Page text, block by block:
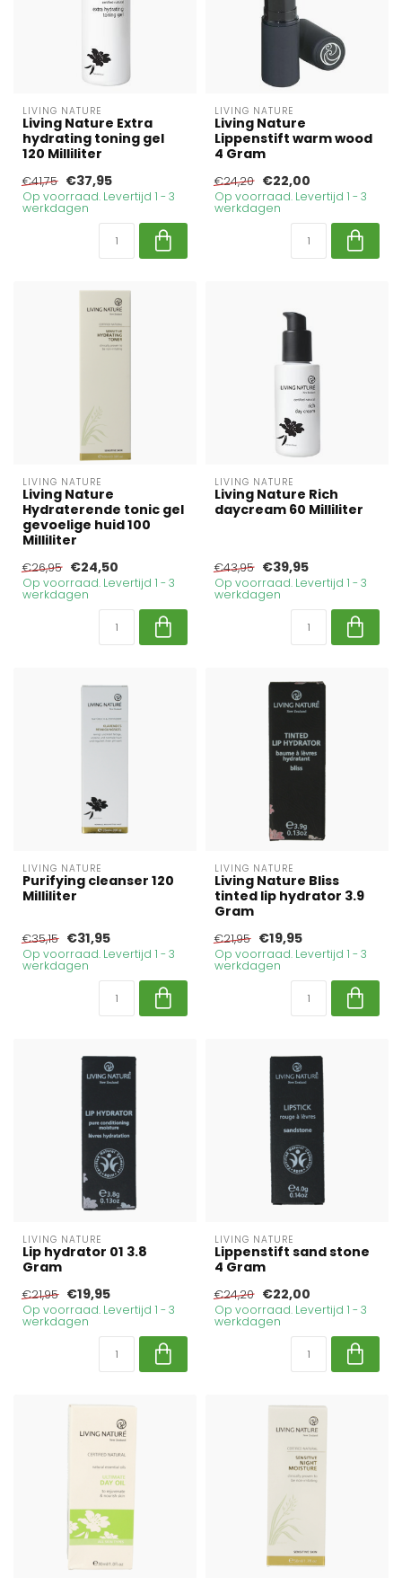
LIVING NATURE
Living Nature Extra
hydrating toning gel
120 Milliliter
€41,75 €37,95
Op voorraad. Levertijd 1 - 3
werkdagen
LIVING NATURE
Living Nature
Lippenstift warm wood
4 Gram
€24,20 €22,00
Op voorraad. Levertijd 1 - 3
werkdagen
LIVING NATURE
Living Nature
Hydraterende tonic gel
gevoelige huid 100
Milliliter
€26,95 €24,50
Op voorraad. Levertijd 1 - 3
werkdagen
LIVING NATURE
Living Nature Rich
daycream 60 Milliliter
€43,95 €39,95
Op voorraad. Levertijd 1 - 3
werkdagen
LIVING NATURE
Purifying cleanser 120
Milliliter
€35,15 €31,95
Op voorraad. Levertijd 1 - 3
werkdagen
LIVING NATURE
Living Nature Bliss
tinted lip hydrator 3.9
Gram
€21,95 €19,95
Op voorraad. Levertijd 1 - 3
werkdagen
LIVING NATURE
Lip hydrator 01 3.8
Gram
€21,95 €19,95
Op voorraad. Levertijd 1 - 3
werkdagen
LIVING NATURE
Lippenstift sand stone
4 Gram
€24,20 €22,00
Op voorraad. Levertijd 1 - 3
werkdagen